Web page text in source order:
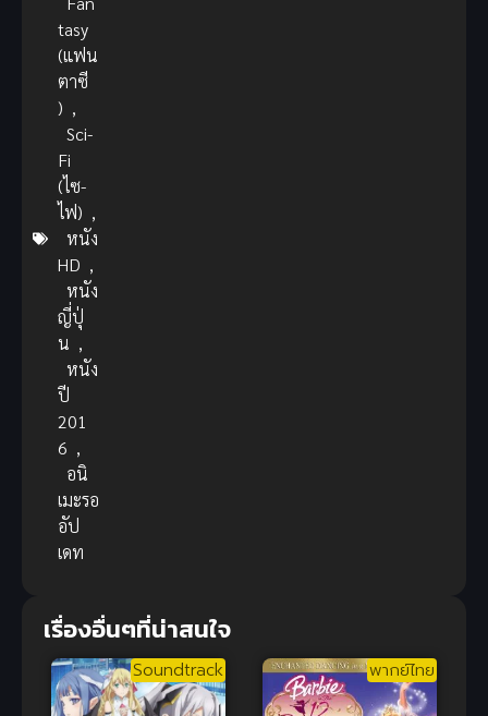
tasy
(แฟน
ตาซี
) ,
Sci-
Fi
(ไซ-
ไฟ) ,
หนัง
HD ,
หนัง
ญี่ปุ่
น ,
หนัง
ปี
201
6 ,
อนิ
เมะรอ
อัป
เดท
เรื่องอื่นๆที่น่าสนใจ
Soundtrack พากย์ไทย